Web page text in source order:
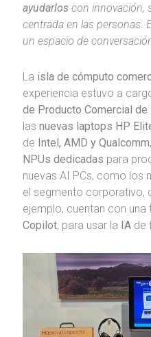
ayudarloscon innovación,
centrada en las personas.
un espacio de
La isla de cómputo
experiencia estuvo a
de Producto Comercial
las nuevas laptops HP
de Intel, AMD y Qualcomm
NPUs dedicadas para
nuevas AI PCs, como los
el segmento corporativo,
ejemplo, cuentan con
Copilot, para usar la IAde